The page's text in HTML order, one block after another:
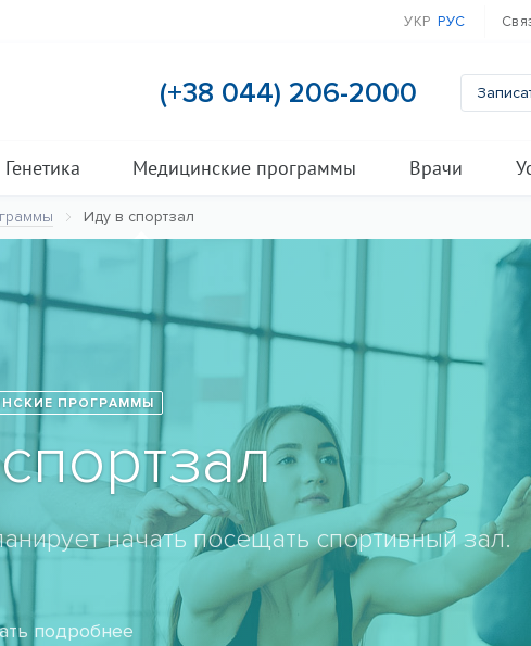
УКР РУС
(+38 044) 206-2000
Генетика Медицинские программы Врачи
Иду в спортзал
ПРОГРАММЫ
начать посещать спортивный зал.
подробнее